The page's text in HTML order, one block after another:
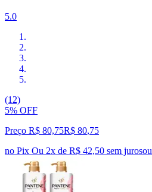
5.0
(12)
5% OFF
Preço R$ 80,75R$ 80,75
no Pix Ou 2x de R$ 42,50 sem jurosou